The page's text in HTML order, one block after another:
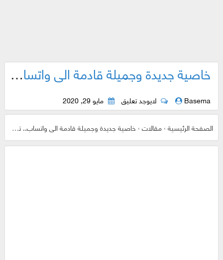
خاصية جديدة وجميلة قادمة الى واتساب.. تعرف عليها وكن أول من يجربها مع هذه الحيلة
Basema لايوجد تعليق مايو 29, 2020
الصفحة الرئيسية›مقالات›خاصية جديدة وجميلة قادمة الى واتساب.. تعرف عليها وكن أول من يجربها مع هذه الحيلة